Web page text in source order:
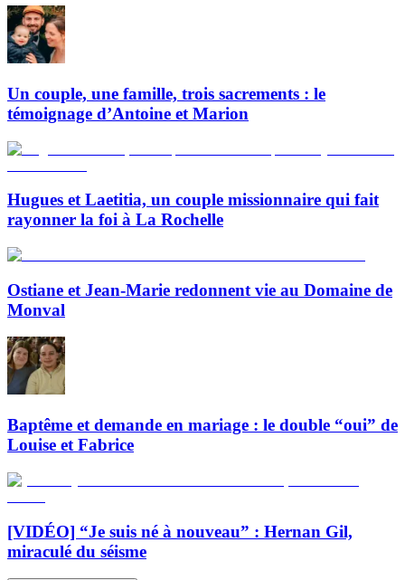
Un couple, une famille, trois sacrements : le
témoignage d’Antoine et Marion
Hugues et Laetitia, un couple missionnaire qui fait
rayonner la foi à La Rochelle
Ostiane et Jean-Marie redonnent vie au Domaine de
Monval
Baptême et demande en mariage : le double “oui” de
Louise et Fabrice
[VIDÉO] “Je suis né à nouveau” : Hernan Gil,
miraculé du séisme